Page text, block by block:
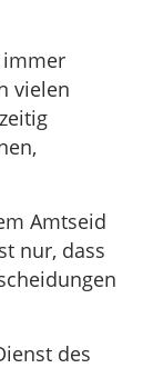
immer
vielen
Amtseid
nur, dass
des